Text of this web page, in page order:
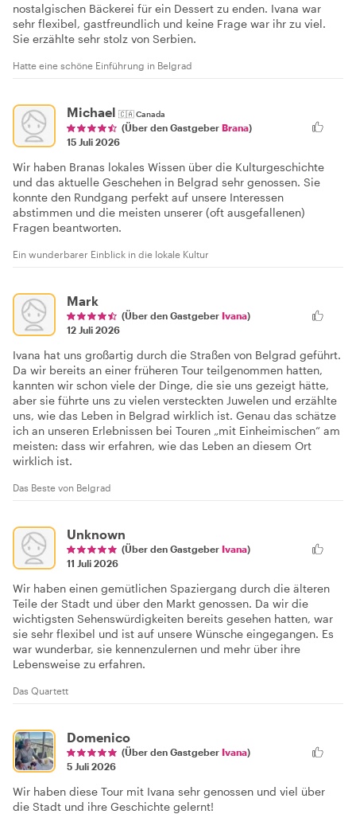
nostalgischen Bäckerei für ein Dessert zu enden. Ivana war
sehr flexibel, gastfreundlich und keine Frage war ihr zu viel.
Sie erzählte sehr stolz von Serbien.
Hatte eine schöne Einführung in Belgrad
Michael 🇨🇦Canada
(Über den Gastgeber Brana)
15 Juli 2026
Wir haben Branas lokales Wissen über die Kulturgeschichte
und das aktuelle Geschehen in Belgrad sehr genossen. Sie
konnte den Rundgang perfekt auf unsere Interessen
abstimmen und die meisten unserer (oft ausgefallenen)
Fragen beantworten.
Ein wunderbarer Einblick in die lokale Kultur
Mark
(Über den Gastgeber Ivana)
12 Juli 2026
Ivana hat uns großartig durch die Straßen von Belgrad geführt.
Da wir bereits an einer früheren Tour teilgenommen hatten,
kannten wir schon viele der Dinge, die sie uns gezeigt hätte,
aber sie führte uns zu vielen versteckten Juwelen und erzählte
uns, wie das Leben in Belgrad wirklich ist. Genau das schätze
ich an unseren Erlebnissen bei Touren „mit Einheimischen“ am
meisten: dass wir erfahren, wie das Leben an diesem Ort
wirklich ist.
Das Beste von Belgrad
Unknown
(Über den Gastgeber Ivana)
11 Juli 2026
Wir haben einen gemütlichen Spaziergang durch die älteren
Teile der Stadt und über den Markt genossen. Da wir die
wichtigsten Sehenswürdigkeiten bereits gesehen hatten, war
sie sehr flexibel und ist auf unsere Wünsche eingegangen. Es
war wunderbar, sie kennenzulernen und mehr über ihre
Lebensweise zu erfahren.
Das Quartett
Domenico
(Über den Gastgeber Ivana)
5 Juli 2026
Wir haben diese Tour mit Ivana sehr genossen und viel über
die Stadt und ihre Geschichte gelernt!